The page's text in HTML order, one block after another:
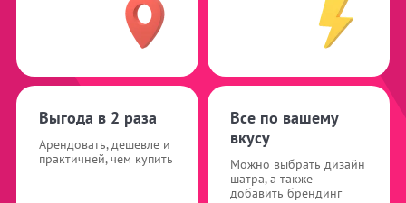
Выгода в 2 раза
Арендовать, дешевле и
практичней, чем купить
Все по вашему
вкусу
Можно выбрать дизайн
шатра, а также
добавить брендинг